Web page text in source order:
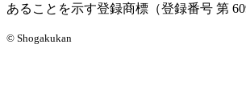
あることを示す登録商標（登録番号 第
© Shogakukan